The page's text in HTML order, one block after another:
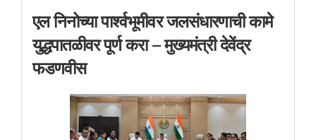
एल निनोच्या पार्श्वभूमीवर जलसंधारणाची कामे
युद्धपातळीवर पूर्ण करा – मुख्यमंत्री देवेंद्र
फडणवीस